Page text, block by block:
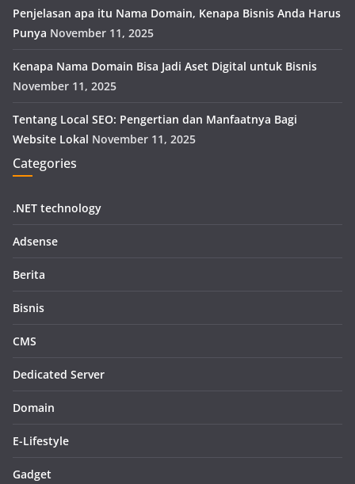
Penjelasan apa itu Nama Domain, Kenapa Bisnis Anda Harus
Punya November 11, 2025
Kenapa Nama Domain Bisa Jadi Aset Digital untuk Bisnis
November 11, 2025
Tentang Local SEO: Pengertian dan Manfaatnya Bagi
Website Lokal November 11, 2025
Categories
.NET technology
Adsense
Berita
Bisnis
CMS
Dedicated Server
Domain
E-Lifestyle
Gadget